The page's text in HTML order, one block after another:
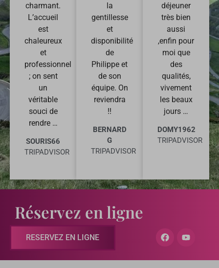
charmant.
L’accueil
est
chaleureux
et
professionnel
; on sent
un
véritable
souci de
rendre …
SOURIS66
TRIPADVISOR
la
gentillesse
et
disponibilité
de
Philippe et
de son
équipe. On
reviendra
!!
BERNARD
G
TRIPADVISOR
déjeuner
très bien
aussi
,enfin pour
moi que
des
qualités,
vivement
les beaux
jours …
DOMY1962
TRIPADVISOR
Réservez en ligne
RESERVEZ EN LIGNE